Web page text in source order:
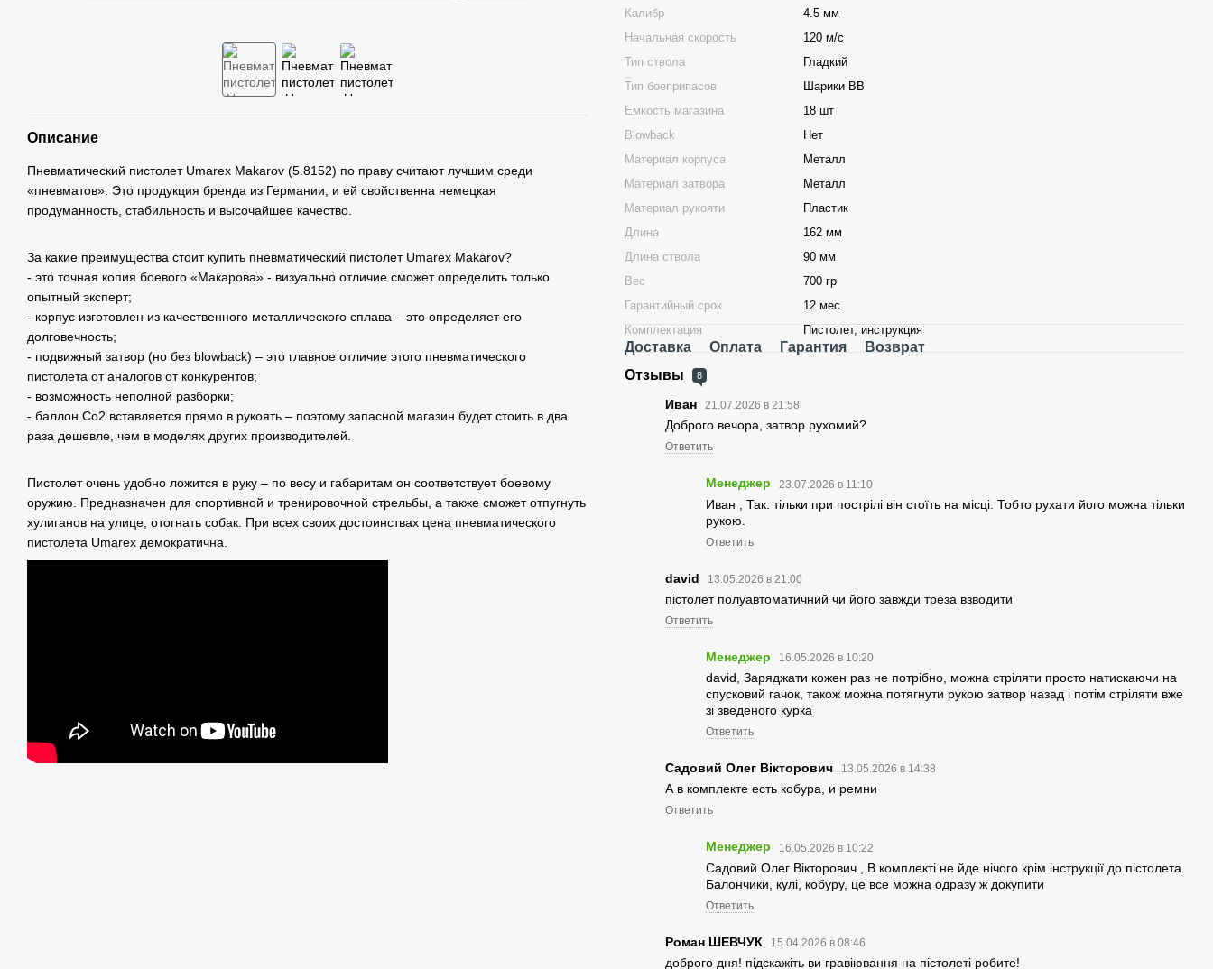
Описание
Пневматический пистолет Umarex Makarov (5.8152) по праву считают лучшим среди
«пневматов». Это продукция бренда из Германии, и ей свойственна немецкая
продуманность, стабильность и высочайшее качество.
За какие преимущества стоит купить пневматический пистолет Umarex Makarov?
- это точная копия боевого «Макарова» - визуально отличие сможет определить только
опытный эксперт;
- корпус изготовлен из качественного металлического сплава – это определяет его
долговечность;
- подвижный затвор (но без blowback) – это главное отличие этого пневматического
пистолета от аналогов от конкурентов;
- возможность неполной разборки;
- баллон Со2 вставляется прямо в рукоять – поэтому запасной магазин будет стоить в два
раза дешевле, чем в моделях других производителей.
Пистолет очень удобно ложится в руку – по весу и габаритам он соответствует боевому
оружию. Предназначен для спортивной и тренировочной стрельбы, а также сможет отпугнуть
хулиганов на улице, отогнать собак. При всех своих достоинствах цена пневматического
пистолета Umarex демократична.
Калибр
4.5 мм
Начальная скорость
120 м/с
Тип ствола
Гладкий
Тип боеприпасов
Шарики ВВ
Емкость магазина
18 шт
Blowback
Нет
Материал корпуса
Металл
Материал затвора
Металл
Материал рукояти
Пластик
Длина
162 мм
Длина ствола
90 мм
Вес
700 гр
Гарантийный срок
12 мес.
Комплектация
Пистолет, инструкция
Доставка Оплата Гарантия
Возврат
Отзывы
8
Иван 21.07.2026 в 21:58
Доброго вечора, затвор рухомий?
Ответить
Менеджер 23.07.2026 в 11:10
Иван , Так. тільки при пострілі він стоїть на місці. Тобто рухати його можна тільки
рукою.
Ответить
david 13.05.2026 в 21:00
пістолет полуавтоматичний чи його завжди треза взводити
Ответить
Менеджер 16.05.2026 в 10:20
david, Заряджати кожен раз не потрібно, можна стріляти просто натискаючи на
спусковий гачок, також можна потягнути рукою затвор назад і потім стріляти вже
зі зведеного курка
Ответить
Садовий Олег Вікторович 13.05.2026 в 14:38
А в комплекте есть кобура, и ремни
Ответить
Менеджер 16.05.2026 в 10:22
Садовий Олег Вікторович , В комплекті не йде нічого крім інструкції до пістолета.
Балончики, кулі, кобуру, це все можна одразу ж докупити
Ответить
Роман ШЕВЧУК 15.04.2026 в 08:46
доброго дня! підскажіть ви гравіювання на пістолеті робите!